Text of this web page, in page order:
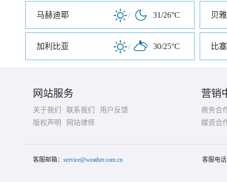
马赫迪耶 / 31/26°C 贝雅
加利比亚 / 30/25°C 比
网站服务
关于我们 联系我们
用户反馈
版权声明
网站律师
营销
商务合
媒资合
客服邮箱： service@weather.com.cn 客服电